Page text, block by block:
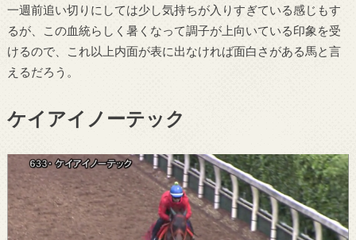
一週前追い切りにしては少し気持ちが入りすぎている感じもす
るが、この血統らしく暑くなって調子が上向いている印象を受
けるので、これ以上内面が表に出なければ面白さがある馬と言
えるだろう。
ケイアイノーテック